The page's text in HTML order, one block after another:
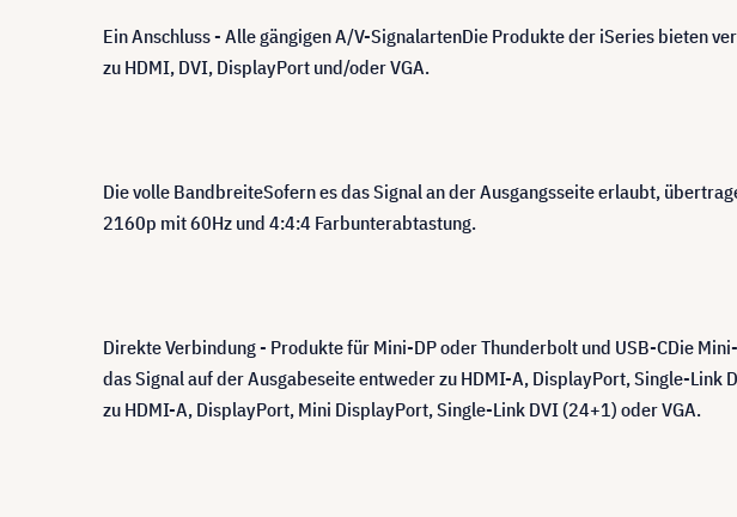
Ein Anschluss - Alle gängigen A/V-SignalartenDie Produkte der iSeries bieten
zu HDMI, DVI, DisplayPort und/oder VGA.
Die volle BandbreiteSofern es das Signal an der Ausgangsseite erlaubt,
2160p mit 60Hz und 4:4:4 Farbunterabtastung.
Direkte Verbindung - Produkte für Mini-DP oder Thunderbolt und USB-CDie
das Signal auf der Ausgabeseite entweder zu HDMI-A, DisplayPort, Single-
zu HDMI-A, DisplayPort, Mini DisplayPort, Single-Link DVI (24+1) oder VGA.